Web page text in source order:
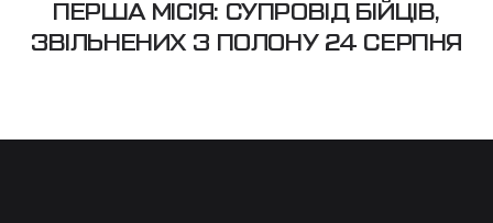
ПЕРША МІСІЯ: СУПРОВІД БІЙЦІВ,
ЗВІЛЬНЕНИХ З ПОЛОНУ 24 СЕРПНЯ